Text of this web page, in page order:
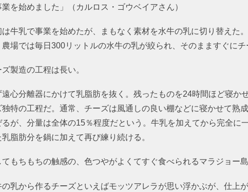
を始めました」（カルロス・ゴウベイアさん）
牛乳で事業を始めたが、まもなく素材を水牛の乳に切り替えた
農場では毎日300リットルの水牛の乳が絞られ、そのまますぐにチ
製造の工程は長い。
遠心分離器にかけて乳脂肪を抜く。残ったものを24時間ほど寝
独特の工程だ。通常、チーズは風通しの良い棚などに寝かせて熟
が、分量は全体の15％程度だという。牛乳を加えてから完全
乳脂肪分を鍋に加えて再び練り続ける。
てもちもちの触感の、色つやがよくてすぐ食べられるマラジョー
乳から作るチーズといえばモッツアレラが思い浮かぶが、仕上